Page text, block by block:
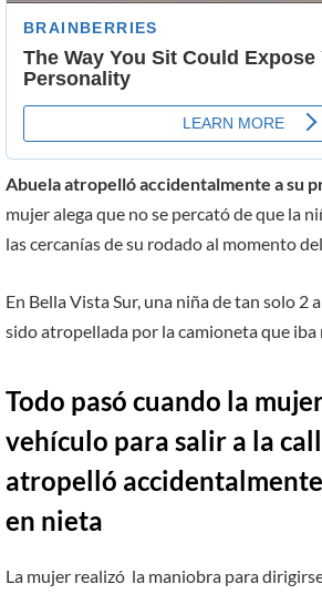
Abuela atropelló accidentalmente a su
mujer alega que no se percató de que la
las cercanías de su rodado al momento
En Bella Vista Sur, una niña de tan solo 2
sido atropellada por la camioneta que iba
Todo pasó cuando la
vehículo para salir a la
atropelló
en nieta
La mujer realizó la maniobra para